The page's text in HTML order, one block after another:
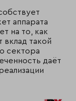
аппарата
на то, как
такой
сектора
даёт